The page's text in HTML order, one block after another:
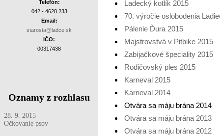
Telefón:
042 - 4628 233
Email:
starosta@ladce.sk
IČO:
00317438
Oznamy z rozhlasu
28. 9. 2015
Očkovanie psov
Ladecký kotlík 2015
70. výročie oslobodenia
Pálenie Ďura 2015
Majstrovstvá v Pitbike 2015
Zabíjačkové špeciality 2015
Rodičovský ples 2015
Karneval 2015
Karneval 2014
Otvára sa máju brána 2014
Otvára sa máju brána 2013
Otvára sa máju brána 2012